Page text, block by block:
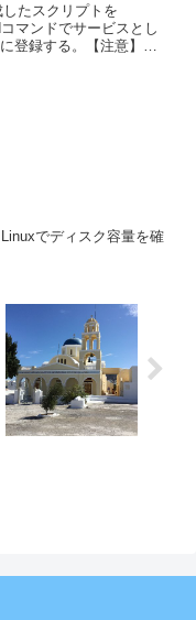
たスクリプトを
マンドでサービスとし
登録する。【注意】本
Linuxでディスク容量を確